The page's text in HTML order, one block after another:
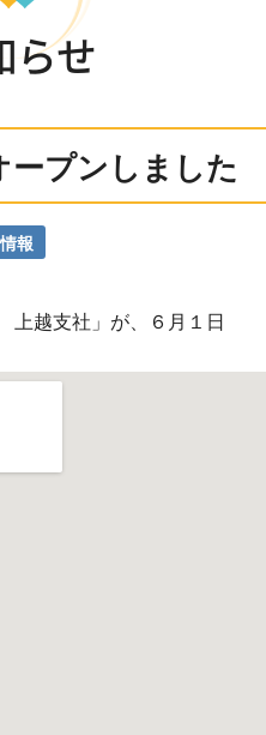
らせ
ープンしました
報
上越支社」が、６月１日